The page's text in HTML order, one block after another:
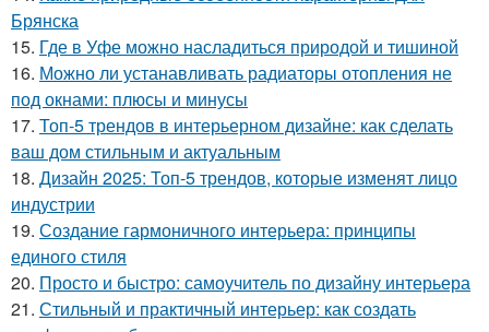
Брянска
15. Где в Уфе можно насладиться природой и тишиной
16. Можно ли устанавливать радиаторы отопления не
под окнами: плюсы и минусы
17. Топ-5 трендов в интерьерном дизайне: как сделать
ваш дом стильным и актуальным
18. Дизайн 2025: Топ-5 трендов, которые изменят лицо
индустрии
19. Создание гармоничного интерьера: принципы
единого стиля
20. Просто и быстро: самоучитель по дизайну интерьера
21. Стильный и практичный интерьер: как создать